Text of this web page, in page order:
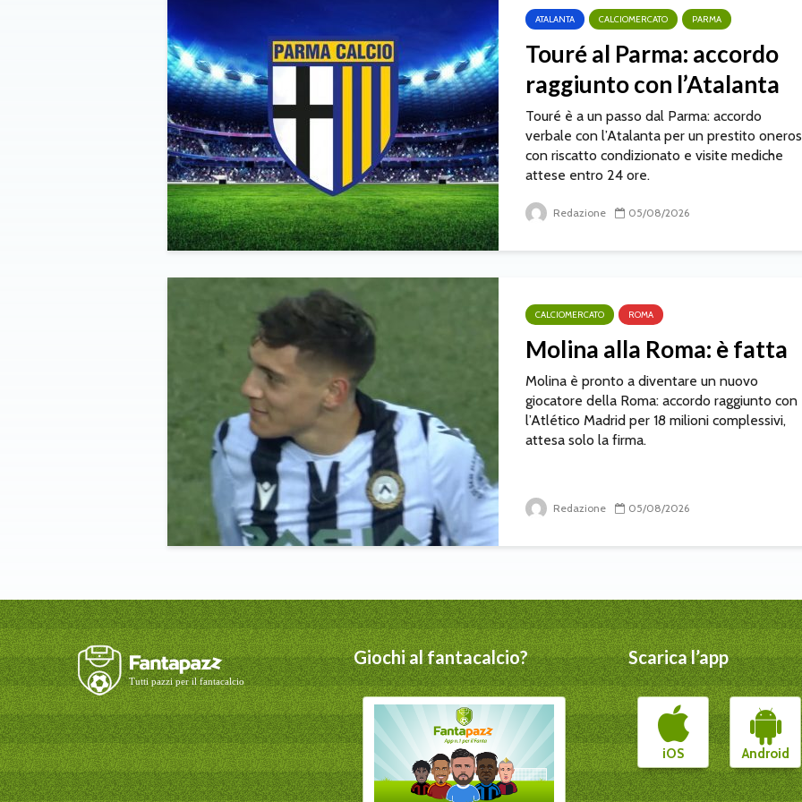
ATALANTA CALCIOMERCATO PARMA
Touré al Parma: accordo
raggiunto con l’Atalanta
Touré è a un passo dal Parma: accordo
verbale con l’Atalanta per un prestito
con riscatto condizionato e visite mediche
attese entro 24 ore.
Redazione 05/08/2026
CALCIOMERCATO ROMA
Molina alla Roma: è fatta
Molina è pronto a diventare un nuovo
giocatore della Roma: accordo raggiunto con
l’Atlético Madrid per 18 milioni complessivi,
attesa solo la firma.
Redazione 05/08/2026
Giochi al fantacalcio? Scarica l’app
iOS Android